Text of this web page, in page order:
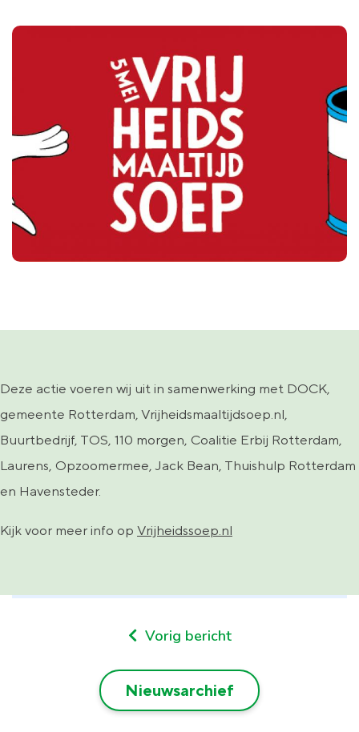
Deze actie voeren wij uit in samenwerking met DOCK,
gemeente Rotterdam, Vrijheidsmaaltijdsoep.nl,
Buurtbedrijf, TOS, 110 morgen, Coalitie Erbij Rotterdam,
Laurens, Opzoomermee, Jack Bean, Thuishulp Rotterdam
en Havensteder.
Kijk voor meer info op Vrijheidssoep.nl
Vorig bericht
Nieuwsarchief